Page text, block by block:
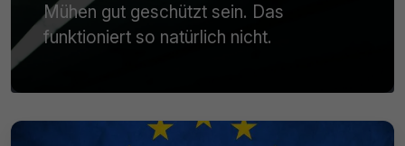
Mühen gut geschützt sein. Das
funktioniert so natürlich nicht.